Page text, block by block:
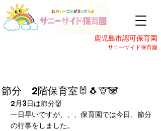
鹿児島市認可保育園
サニーサイド保育園
節分 2階保育室🐰🐧🦒🐼
2月3日は節分👹
一日早いですが、、、保育園では今日、節分
の行事をしました。